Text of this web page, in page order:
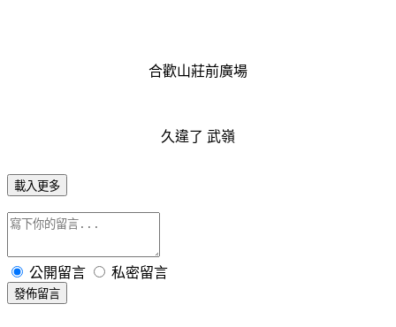
合歡山莊前廣場
久違了 武嶺
載入更多
公開留言 私密留言
發佈留言